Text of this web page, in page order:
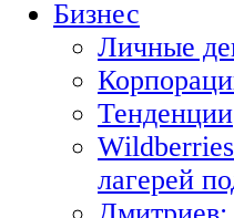
Бизнес
Личные
Тенденции
лагерей